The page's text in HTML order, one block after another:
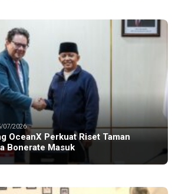
07/2026
OceanX Perkuat Riset Taman
Bonerate Masuk